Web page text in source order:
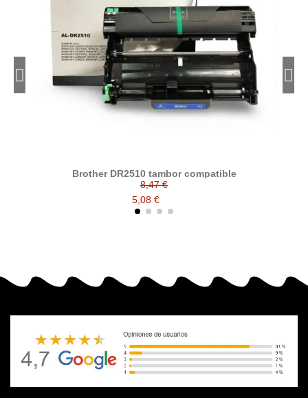
Brother DR2510 tambor compatible
8,47 €
5,08 €